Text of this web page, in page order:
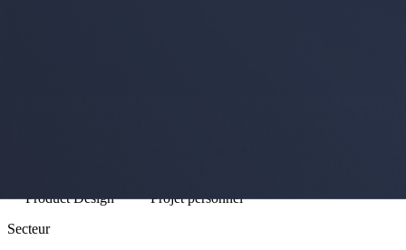
Product Design
Projet personnel
Secteur